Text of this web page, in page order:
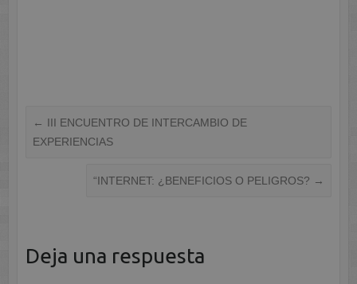
← III ENCUENTRO DE INTERCAMBIO DE
EXPERIENCIAS
“INTERNET: ¿BENEFICIOS O PELIGROS? →
Deja una respuesta